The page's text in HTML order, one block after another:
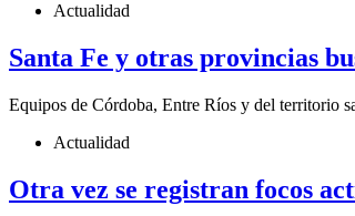
Actualidad
Santa Fe y otras provincias
Equipos de Córdoba, Entre Ríos y del territorio
Actualidad
Otra vez se registran focos